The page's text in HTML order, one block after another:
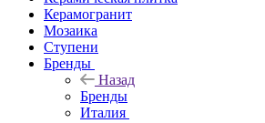
Керамогранит
Мозаика
Ступени
Бренды
Назад
Бренды
Италия